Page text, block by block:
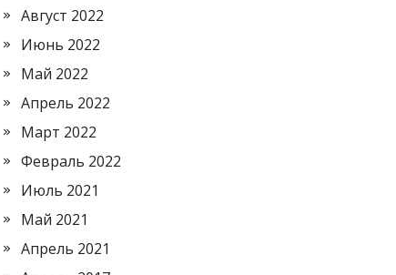
Август 2022
Июнь 2022
Май 2022
Апрель 2022
Март 2022
Февраль 2022
Июль 2021
Май 2021
Апрель 2021